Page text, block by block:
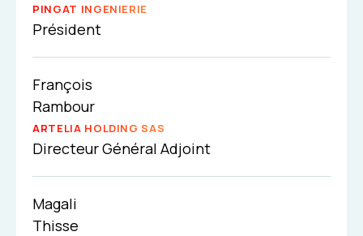
PINGAT INGENIERIE
Président
François
Rambour
ARTELIA HOLDING SAS
Directeur Général Adjoint
Magali
Thisse